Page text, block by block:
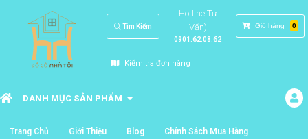
Tìm Kiếm
Hotline Tư
Vấn)
0901.62.08.62
Giỏ hàng 0
Kiểm tra đơn hàng
DANH MỤC SẢN PHẨM
Trang Chủ Giới Thiệu Blog Chính Sách Mua Hàng